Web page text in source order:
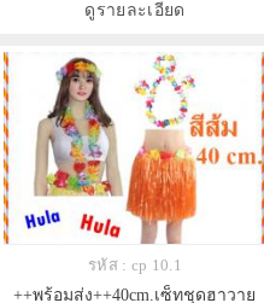
ดูรายละเอียด
รหัส : cp 10.1
++พร้อมส่ง++40cm.เซ็ทชุดฮาวาย